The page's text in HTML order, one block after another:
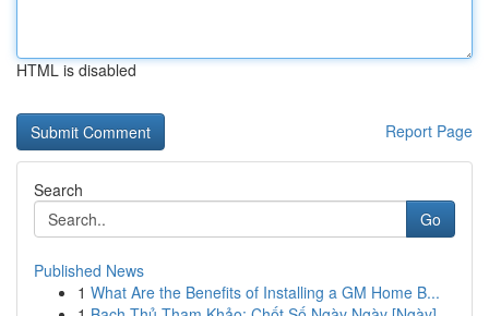
HTML is disabled
Report Page
Search
Go
Published News
1 What Are the Benefits of Installing a GM Home B...